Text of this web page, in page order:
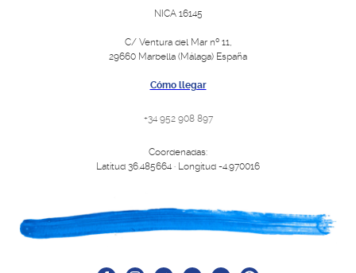
NICA 16145
C/ Ventura del Mar nº 11,
29660 Marbella (Málaga) España
Cómo llegar
+34 952 908 897
Coordenadas:
Latitud 36.485664 · Longitud -4.970016